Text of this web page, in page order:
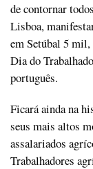
de contornar
Lisboa,
em Setúbal 5 mil,
Dia do
português.
Ficará ainda na
seus mais altos
assalariados
Trabalhadores